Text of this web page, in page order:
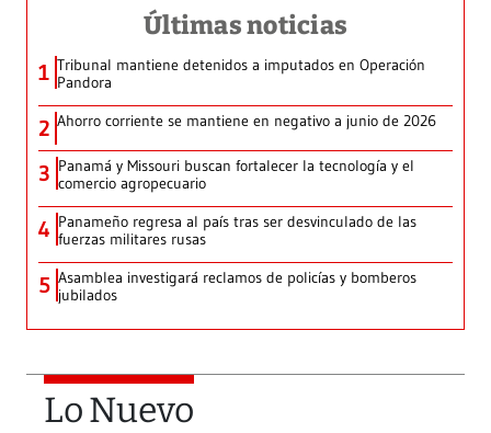
Últimas noticias
1 Tribunal mantiene detenidos a imputados en Operación
Pandora
2 Ahorro corriente se mantiene en negativo a junio de 2026
3 Panamá y Missouri buscan fortalecer la tecnología y el
comercio agropecuario
4 Panameño regresa al país tras ser desvinculado de las
fuerzas militares rusas
5 Asamblea investigará reclamos de policías y bomberos
jubilados
Lo Nuevo